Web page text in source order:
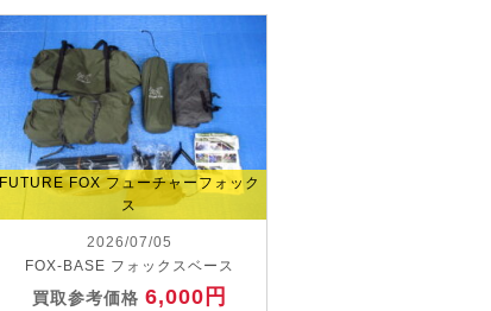
FUTURE FOX フューチャーフォック
ス
2026/07/05
FOX-BASE フォックスベース
買取参考価格 6,000円